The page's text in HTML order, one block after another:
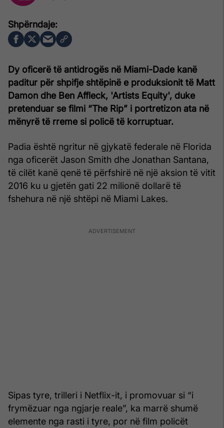
Dy oficerë të antidrogës në Miami-Dade kanë
paditur për shpifje shtëpinë e produksionit të Matt
Damon dhe Ben Affleck, 'Artists Equity', duke
pretenduar se filmi “The Rip” i portretizon ata në
mënyrë të rreme si policë të korruptuar.
Padia është ngritur në gjykatë federale në Florida
nga oficerët Jason Smith dhe Jonathan Santana,
të cilët kanë qenë të përfshirë në një aksion të vitit
2016 ku u gjetën gati 22 milionë dollarë të
fshehura në një shtëpi në Miami Lakes.
Sipas tyre, trilleri i Netflix-it, i promovuar si “i
frymëzuar nga ngjarje reale”, ka marrë shumë
elemente nga rasti i tyre, por në film policët